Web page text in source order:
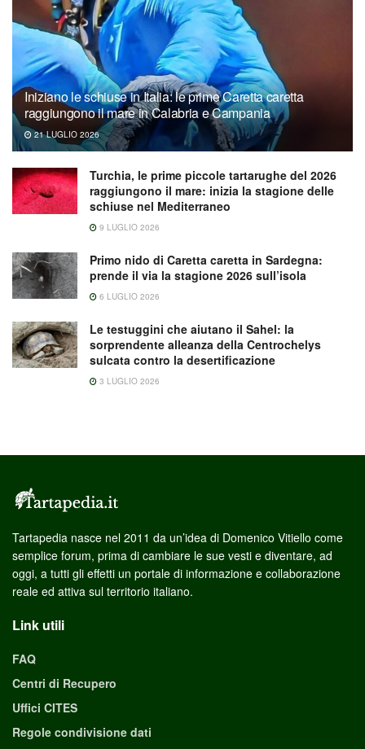
Iniziano le schiuse in Italia: le prime Caretta caretta
raggiungono il mare in Calabria e Campania
21 LUGLIO 2026
Turchia, le prime piccole tartarughe del 2026
raggiungono il mare: inizia la stagione delle
schiuse nel Mediterraneo
9 LUGLIO 2026
Primo nido di Caretta caretta in Sardegna:
prende il via la stagione 2026 sull’isola
6 LUGLIO 2026
Le testuggini che aiutano il Sahel: la
sorprendente alleanza della Centrochelys
sulcata contro la desertificazione
3 LUGLIO 2026
Tartapedia nasce nel 2011 da un’idea di Domenico Vitiello come
semplice forum, prima di cambiare le sue vesti e diventare, ad
oggi, a tutti gli effetti un portale di informazione e collaborazione
reale ed attiva sul territorio italiano.
Link utili
FAQ
Centri di Recupero
Uffici CITES
Regole condivisione dati